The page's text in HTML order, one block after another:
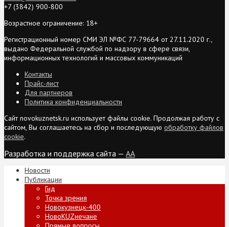
+7 (3842) 900-800
Возрастное ограничение: 18+
Регистрационный номер СМИ ЭЛ №ФС 77-79664 от 27.11.2020 г.,
выдано Федеральной службой по надзору в сфере связи,
информационных технологий и массовых коммуникаций
Контакты
Прайс-лист
Для партнеров
Политика конфиденциальности
Сайт novokuznetsk.ru использует файлы cookie. Продолжая работу с
сайтом, Вы соглашаетесь на сбор и последующую обработку файлов
cookie.
Разработка и поддержка сайта — AA
Новости
Публикации
Гид
Точка зрения
Новокузнецк-400
НовоKUZнечане